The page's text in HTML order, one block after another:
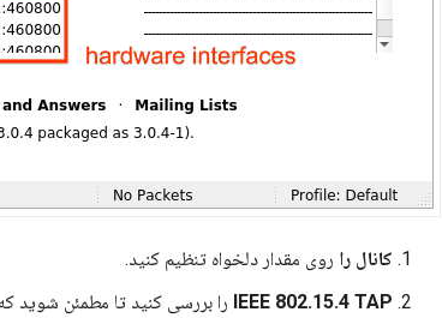
کانال را روی مقدار دلخواه تنظیم کنید.
IEEE 802.15.4 TAP